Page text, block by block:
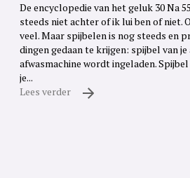
De encyclopedie van het geluk 30 Na
steeds niet achter of ik lui ben of niet.
veel. Maar spijbelen is nog steeds en
dingen gedaan te krijgen: spijbel van
afwasmachine wordt ingeladen.
je...
Lees verder